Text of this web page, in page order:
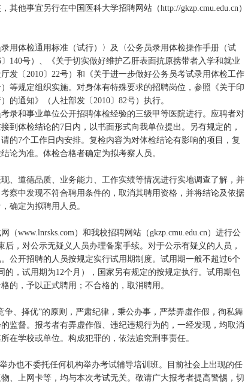
其他事宜另行在中国医科大学招聘网站（http://gkzp.cmu.edu.cn）
用体检通用标准（试行）〉及〈公务员录用体检操作手册（试
140号）、《关于切实做好维护乙肝表面抗原携带者入学和就业
发〔2010〕22号）和《关于进一步做好公务员考试录用体检工作
等规定组织实施。对身体有特殊要求的招聘岗位，参照《关于印
的通知》（人社部发〔2010〕82号）执行。
录和事业单位公开招聘体检经验的三级甲等医院进行。应聘者对
到体检结论的7日内，以书面形式向我单位提出。另有规定的，
的7个工作日内安排。复检内容为对体检结论有影响的项目，复
论为准。体检合格者确定为拟考察人员。
、道德品质、业务能力、工作实绩等情况进行实地调查了解，并
察中发现不符合聘用条件的，取消其聘用资格，并将结论及依据
确定为拟聘用人员。
（www.lnrsks.com）和我校招聘网站（gkzp.cmu.edu.cn）进行公
，对公示无疑义人员办理备案手续。对于公示有疑义的人员，
公开招聘的人员按规定实行试用期制度。试用期一般不超过6个
的，试用期为12个月），国家另有规定的按规定执行。试用期包
的，予以正式聘用；不合格的，取消聘用。
争、择优”的原则，严肃纪律，秉公办事，严禁弄虚作假，徇私舞
监督。报考者有弄虚作假、违纪违规行为的，一经发现，均取消
在学校或单位。构成犯罪的，依法追究刑事责任。
办也不委托任何机构举办考试辅导培训班。目前社会上出现的任
、上网卡等，均与本次考试无关。敬请广大报考者提高警惕，切